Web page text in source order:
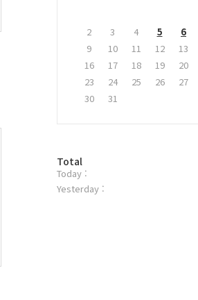
2
3 4 5 6
9
10 11 12 13
16
17 18 19 20
23
24 25 26 27
30
31
방
문
자
Total
Today :
Yesterday :